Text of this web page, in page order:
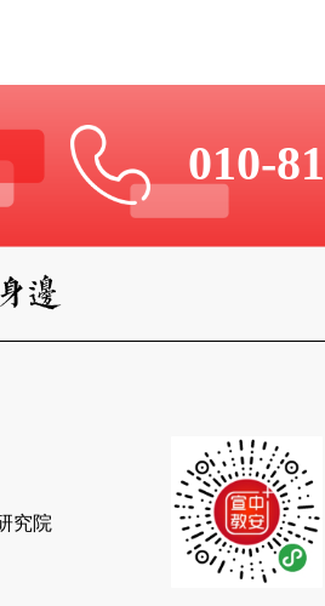
究院
010-